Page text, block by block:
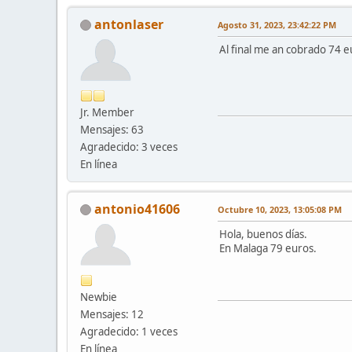
antonlaser
Jr. Member
Mensajes: 63
Agradecido: 3 veces
En línea
Agosto 31, 2023, 23:42:22 PM
Al final me an cobrado 74
antonio41606
Newbie
Mensajes: 12
Agradecido: 1 veces
En línea
Octubre 10, 2023, 13:05:08 PM
Hola, buenos días.
En Malaga 79 euros.